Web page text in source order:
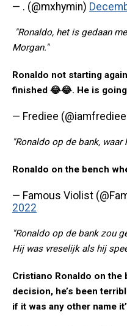
— . (@mxhymin)
"Ronaldo, het is gedaan
Morgan."
Ronaldo not starting
finished 😂😂. He is
— Frediee
"Ronaldo op de bank,
Ronaldo on the bench
— Famous Violist
2022
"Ronaldo op de bank zou
Hij was vreselijk als hij
Cristiano Ronaldo on the
decision, he’s been
if it was any other name